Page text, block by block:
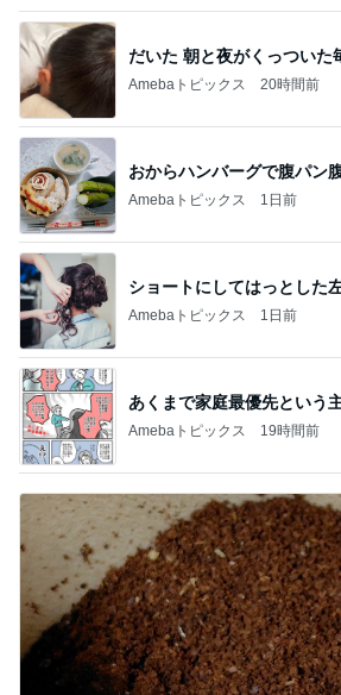
だいた 朝と夜がくっついた
Amebaトピックス 20時間前
おからハンバーグで腹パン
Amebaトピックス 1日前
ショートにしてはっとした
Amebaトピックス 1日前
あくまで家庭最優先という
Amebaトピックス 19時間前